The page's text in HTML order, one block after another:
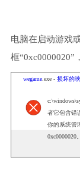
电脑在启动游戏
框“0xc0000020”
wegame.exe - 损坏的
者它包含错
你的系统管
0xc0000020。